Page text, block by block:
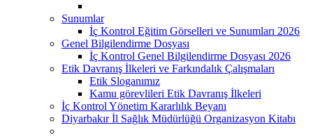
Sunumlar
İç Kontrol Eğitim Görselleri ve Sunumları 2026
Genel Bilgilendirme Dosyası
İç Kontrol Genel Bilgilendirme Dosyası 2026
Etik Davranış İlkeleri ve Farkındalık Çalışmaları
Etik Sloganımız
Kamu görevlileri Etik Davranış İlkeleri
İç Kontrol Yönetim Kararlılık Beyanı
Diyarbakır İl Sağlık Müdürlüğü Organizasyon Kitabı